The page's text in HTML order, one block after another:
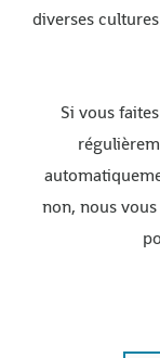
diverses
Si vous
non, nous